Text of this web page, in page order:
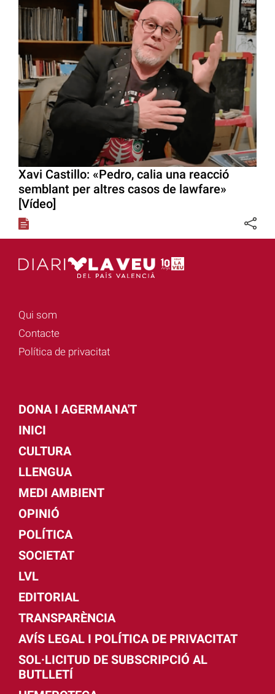
Xavi Castillo: «Pedro, calia una reacció
semblant per altres casos de lawfare»
[Vídeo]
Qui som
Contacte
Política de privacitat
DONA I AGERMANA'T
INICI
CULTURA
LLENGUA
MEDI AMBIENT
OPINIÓ
POLÍTICA
SOCIETAT
LVL
EDITORIAL
TRANSPARÈNCIA
AVÍS LEGAL I POLÍTICA DE PRIVACITAT
SOL·LICITUD DE SUBSCRIPCIÓ AL
BUTLLETÍ